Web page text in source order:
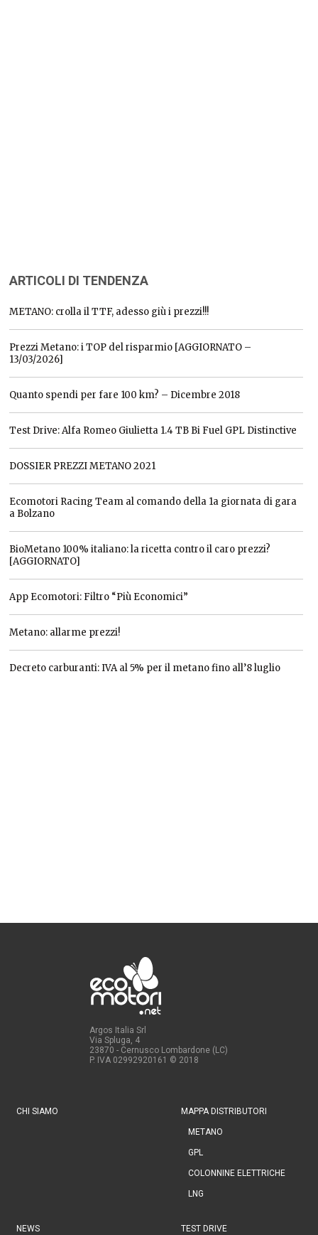
ARTICOLI DI TENDENZA
METANO: crolla il TTF, adesso giù i prezzi!!!
Prezzi Metano: i TOP del risparmio [AGGIORNATO –
13/03/2026]
Quanto spendi per fare 100 km? – Dicembre 2018
Test Drive: Alfa Romeo Giulietta 1.4 TB Bi Fuel GPL Distinctive
DOSSIER PREZZI METANO 2021
Ecomotori Racing Team al comando della 1a giornata di gara
a Bolzano
BioMetano 100% italiano: la ricetta contro il caro prezzi?
[AGGIORNATO]
App Ecomotori: Filtro “Più Economici”
Metano: allarme prezzi!
Decreto carburanti: IVA al 5% per il metano fino all’8 luglio
Argos Italia Srl
Via Spluga, 4
23870 - Cernusco Lombardone (LC)
P. IVA 02992920161 © 2018
CHI SIAMO MAPPA DISTRIBUTORI
METANO
GPL
COLONNINE ELETTRICHE
LNG
NEWS TEST DRIVE